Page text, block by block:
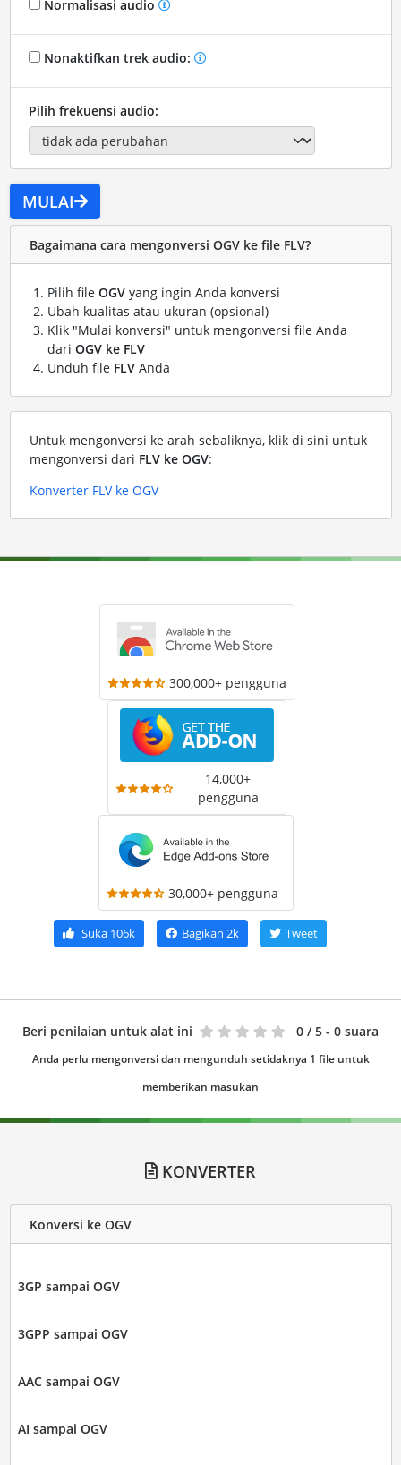
Normalisasi audio
Nonaktifkan trek audio:
Pilih frekuensi audio:
MULAI
Bagaimana cara mengonversi OGV ke file FLV?
Pilih file OGVyang ingin Anda konversi
Ubah kualitas atau ukuran (opsional)
Klik "Mulai konversi" untuk mengonversi file Anda
dari OGV ke FLV
Unduh file FLVAnda
Untuk mengonversi ke arah sebaliknya, klik di sini untuk
mengonversi dari FLV ke OGV:
Konverter FLV ke OGV
300,000+ pengguna
14,000+
pengguna
30,000+ pengguna
Suka106k Bagikan 2k Tweet
Beri penilaian untuk alat ini 0 / 5 - 0 suara
Anda perlu mengonversi dan mengunduh setidaknya 1 file untuk
memberikan masukan
KONVERTER
Konversi ke OGV
3GP sampai OGV
3GPP sampai OGV
AAC sampai OGV
AI sampai OGV